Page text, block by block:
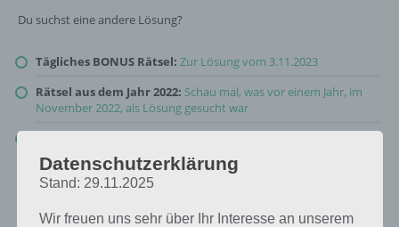
Du suchst eine andere Lösung?
Tägliches BONUS Rätsel: Zur Lösung vom 3.11.2023
Rätsel aus dem Jahr 2022: Schau mal, was vor einem Jahr, im
November 2022, als Lösung gesucht war
November 2023
Datenschutzerklärung
Stand: 29.11.2025
Wir freuen uns sehr über Ihr Interesse an unserem